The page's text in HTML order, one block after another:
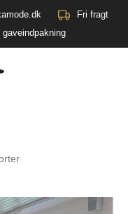
Fri fragt
gaveindpakning